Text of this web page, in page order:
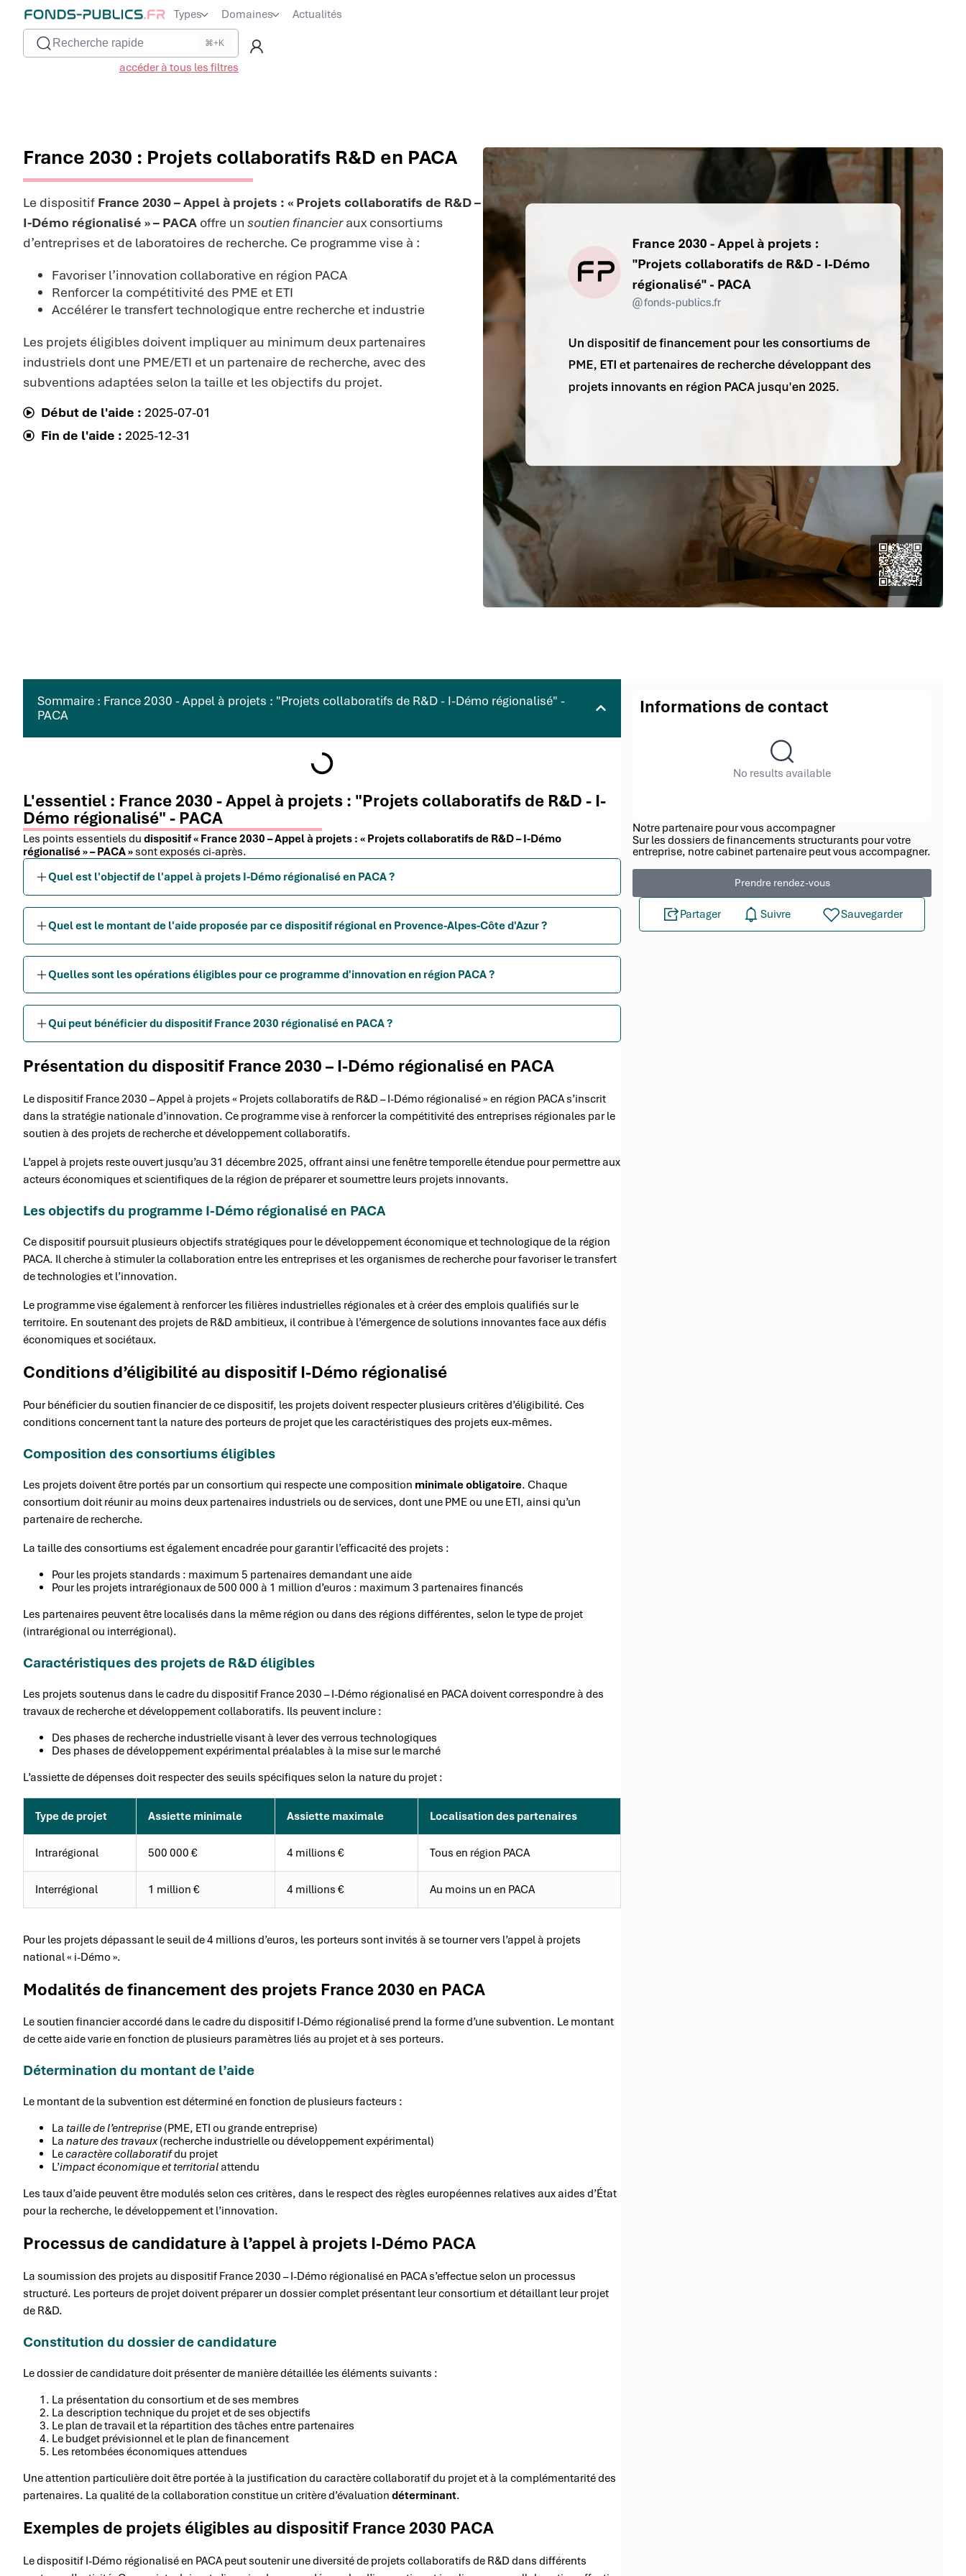
Types Domaines Actualités
Recherche rapide ⌘+K
accéder à tous les filtres
France 2030 : Projets collaboratifs R&D en PACA
Le dispositif France 2030 – Appel à projets : « Projets collaboratifs de R&D –
I-Démo régionalisé » – PACA offre un soutien financieraux consortiums
d’entreprises et de laboratoires de recherche. Ce programme vise à :
Favoriser l’innovation collaborative en région PACA
Renforcer la compétitivité des PME et ETI
Accélérer le transfert technologique entre recherche et industrie
Les projets éligibles doivent impliquer au minimum deux partenaires
industriels dont une PME/ETI et un partenaire de recherche, avec des
subventions adaptées selon la taille et les objectifs du projet.
Début de l'aide : 2025-07-01
Fin de l'aide : 2025-12-31
Sommaire : France 2030 - Appel à projets : "Projets collaboratifs de R&D - I-Démo régionalisé" -
PACA
L'essentiel : France 2030 - Appel à projets : "Projets collaboratifs de R&D - I-
Démo régionalisé" - PACA
Les points essentiels du dispositif « France 2030 – Appel à projets : « Projets collaboratifs de R&D – I-Démo
régionalisé » – PACA » sont exposés ci-après.
Quel est l'objectif de l'appel à projets I-Démo régionalisé en PACA ?
Quel est le montant de l'aide proposée par ce dispositif régional en Provence-Alpes-Côte d'Azur ?
Quelles sont les opérations éligibles pour ce programme d'innovation en région PACA ?
Qui peut bénéficier du dispositif France 2030 régionalisé en PACA ?
Présentation du dispositif France 2030 – I-Démo régionalisé en PACA
Le dispositif France 2030 – Appel à projets « Projets collaboratifs de R&D – I-Démo régionalisé » en région PACA s’inscrit
dans la stratégie nationale d’innovation. Ce programme vise à renforcer la compétitivité des entreprises régionales par le
soutien à des projets de recherche et développement collaboratifs.
L’appel à projets reste ouvert jusqu’au 31 décembre 2025, offrant ainsi une fenêtre temporelle étendue pour permettre aux
acteurs économiques et scientifiques de la région de préparer et soumettre leurs projets innovants.
Les objectifs du programme I-Démo régionalisé en PACA
Ce dispositif poursuit plusieurs objectifs stratégiques pour le développement économique et technologique de la région
PACA. Il cherche à stimuler la collaboration entre les entreprises et les organismes de recherche pour favoriser le transfert
de technologies et l’innovation.
Le programme vise également à renforcer les filières industrielles régionales et à créer des emplois qualifiés sur le
territoire. En soutenant des projets de R&D ambitieux, il contribue à l’émergence de solutions innovantes face aux défis
économiques et sociétaux.
Conditions d’éligibilité au dispositif I-Démo régionalisé
Pour bénéficier du soutien financier de ce dispositif, les projets doivent respecter plusieurs critères d’éligibilité. Ces
conditions concernent tant la nature des porteurs de projet que les caractéristiques des projets eux-mêmes.
Composition des consortiums éligibles
Les projets doivent être portés par un consortium qui respecte une composition minimale obligatoire. Chaque
consortium doit réunir au moins deux partenaires industriels ou de services, dont une PME ou une ETI, ainsi qu’un
partenaire de recherche.
La taille des consortiums est également encadrée pour garantir l’efficacité des projets :
Pour les projets standards : maximum 5 partenaires demandant une aide
Pour les projets intrarégionaux de 500 000 à 1 million d’euros : maximum 3 partenaires financés
Les partenaires peuvent être localisés dans la même région ou dans des régions différentes, selon le type de projet
(intrarégional ou interrégional).
Caractéristiques des projets de R&D éligibles
Les projets soutenus dans le cadre du dispositif France 2030 – I-Démo régionalisé en PACA doivent correspondre à des
travaux de recherche et développement collaboratifs. Ils peuvent inclure :
Des phases de recherche industrielle visant à lever des verrous technologiques
Des phases de développement expérimental préalables à la mise sur le marché
L’assiette de dépenses doit respecter des seuils spécifiques selon la nature du projet :
Type de projet Assiette minimale Assiette maximale Localisation des partenaires
Intrarégional 500 000 € 4 millions € Tous en région PACA
Interrégional 1 million € 4 millions € Au moins un en PACA
Pour les projets dépassant le seuil de 4 millions d’euros, les porteurs sont invités à se tourner vers l’appel à projets
national « i-Démo ».
Modalités de financement des projets France 2030 en PACA
Le soutien financier accordé dans le cadre du dispositif I-Démo régionalisé prend la forme d’une subvention. Le montant
de cette aide varie en fonction de plusieurs paramètres liés au projet et à ses porteurs.
Détermination du montant de l’aide
Le montant de la subvention est déterminé en fonction de plusieurs facteurs :
La taille de l’entreprise (PME, ETI ou grande entreprise)
La nature des travaux(recherche industrielle ou développement expérimental)
Lecaractère collaboratifdu projet
L’impact économique et territorialattendu
Les taux d’aide peuvent être modulés selon ces critères, dans le respect des règles européennes relatives aux aides d’État
pour la recherche, le développement et l’innovation.
Processus de candidature à l’appel à projets I-Démo PACA
La soumission des projets au dispositif France 2030 – I-Démo régionalisé en PACA s’effectue selon un processus
structuré. Les porteurs de projet doivent préparer un dossier complet présentant leur consortium et détaillant leur projet
de R&D.
Constitution du dossier de candidature
Le dossier de candidature doit présenter de manière détaillée les éléments suivants :
La présentation du consortium et de ses membres
La description technique du projet et de ses objectifs
Le plan de travail et la répartition des tâches entre partenaires
Le budget prévisionnel et le plan de financement
Les retombées économiques attendues
Une attention particulière doit être portée à la justification du caractère collaboratif du projet et à la complémentarité des
partenaires. La qualité de la collaboration constitue un critère d’évaluation déterminant.
Exemples de projets éligibles au dispositif France 2030 PACA
Le dispositif I-Démo régionalisé en PACA peut soutenir une diversité de projets collaboratifs de R&D dans différents
Informations de contact
No results available
Notre partenaire pour vous accompagner
Sur les dossiers de financements structurants pour votre
entreprise, notre cabinet partenaire peut vous accompagner.
Prendre rendez-vous
Partager Suivre Sauvegarder